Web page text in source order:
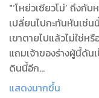
"‘โหย่วเซียวโม่’ ถึงกั
เปลี่ยนไปกะทันหันเช่น
เขาตายไปแล้วไม่ใช่ห
แถมเจ้าของร่างผู้นี้ดั
ดินนี้อีก
แล้วจะทำอย่างไรได้ ?
แสดงมากขึ้น